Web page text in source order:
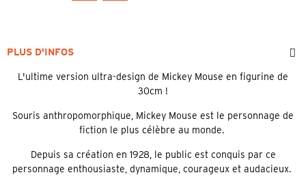
PLUS D'INFOS
L'ultime version ultra-design de Mickey Mouse en figurine de
30cm !
Souris anthropomorphique, Mickey Mouse est le personnage de
fiction le plus célèbre au monde.
Depuis sa création en 1928, le public est conquis par ce
personnage enthousiaste, dynamique, courageux et audacieux.